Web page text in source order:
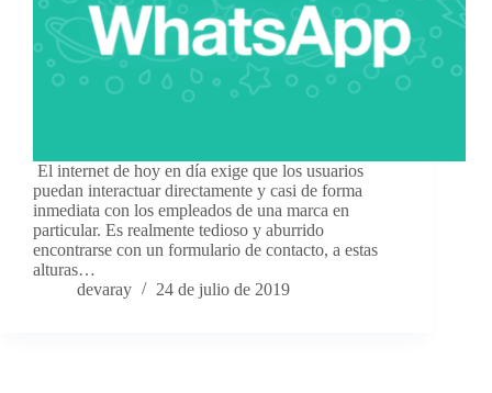
El internet de hoy en día exige que los usuarios
puedan interactuar directamente y casi de forma
inmediata con los empleados de una marca en
particular. Es realmente tedioso y aburrido
encontrarse con un formulario de contacto, a estas
alturas…
devaray
24 de julio de 2019